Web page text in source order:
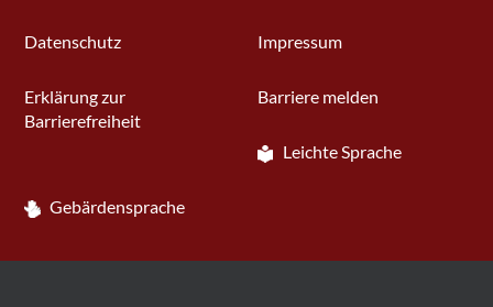
Datenschutz Impressum
Erklärung zur
Barrierefreiheit
Barriere melden
Leichte Sprache
Gebärdensprache